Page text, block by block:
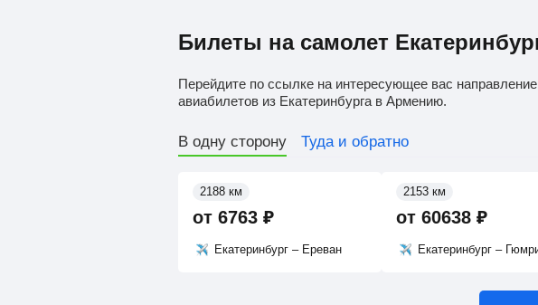
Билеты на самолет
Перейдите по ссылке на интересующее вас
авиабилетов из Екатеринбурга в Армению.
В одну сторону Туда и обратно
от 6763 ₽
Екатеринбург – Ереван
2188 км
от 60638 ₽
Екатеринбург –
2153 км